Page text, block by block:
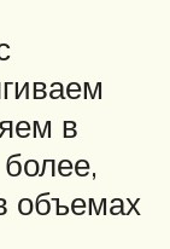
в
объемах